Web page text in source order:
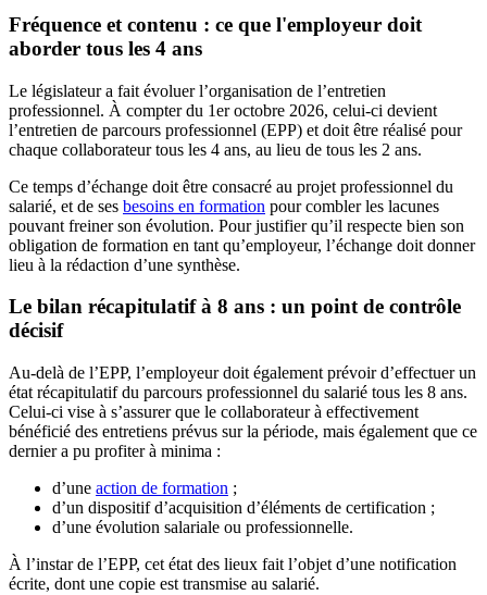
Fréquence et contenu : ce que l'employeur doit
aborder tous les 4 ans
Le législateur a fait évoluer l’organisation de l’entretien
professionnel. À compter du 1er octobre 2026, celui-ci devient
l’entretien de parcours professionnel (EPP) et doit être réalisé pour
chaque collaborateur tous les 4 ans, au lieu de tous les 2 ans.
Ce temps d’échange doit être consacré au projet professionnel du
salarié, et de ses besoins en formation pour combler les lacunes
pouvant freiner son évolution. Pour justifier qu’il respecte bien son
obligation de formation en tant qu’employeur, l’échange doit donner
lieu à la rédaction d’une synthèse.
Le bilan récapitulatif à 8 ans : un point de contrôle
décisif
Au-delà de l’EPP, l’employeur doit également prévoir d’effectuer un
état récapitulatif du parcours professionnel du salarié tous les 8 ans.
Celui-ci vise à s’assurer que le collaborateur à effectivement
bénéficié des entretiens prévus sur la période, mais également que ce
dernier a pu profiter à minima :
d’une action de formation ;
d’un dispositif d’acquisition d’éléments de certification ;
d’une évolution salariale ou professionnelle.
À l’instar de l’EPP, cet état des lieux fait l’objet d’une notification
écrite, dont une copie est transmise au salarié.